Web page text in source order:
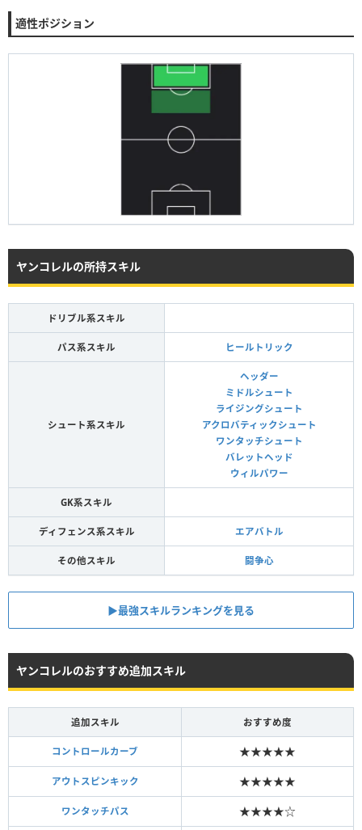
適性ポジション
ヤンコレルの所持スキル
ドリブル系スキル
パス系スキル ヒールトリック
シュート系スキル
ヘッダー
ミドルシュート
ライジングシュート
アクロバティックシュート
ワンタッチシュート
バレットヘッド
ウィルパワー
GK系スキル
ディフェンス系スキル エアバトル
その他スキル 闘争心
▶︎最強スキルランキングを見る
ヤンコレルのおすすめ追加スキル
追加スキル おすすめ度
コントロールカーブ ★★★★★
アウトスピンキック ★★★★★
ワンタッチパス ★★★★☆